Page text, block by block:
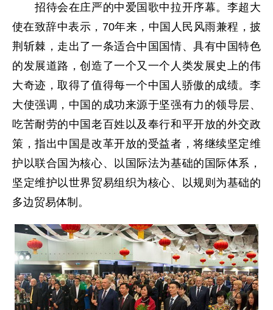
招待会在庄严的中爱国歌中拉开序幕。李超大
使在致辞中表示，70年来，中国人民风雨兼程，披
荆斩棘，走出了一条适合中国国情、具有中国特色
的发展道路，创造了一个又一个人类发展史上的伟
大奇迹，取得了值得每一个中国人骄傲的成绩。李
大使强调，中国的成功来源于坚强有力的领导层、
吃苦耐劳的中国老百姓以及奉行和平开放的外交政
策，指出中国是改革开放的受益者，将继续坚定维
护以联合国为核心、以国际法为基础的国际体系，
坚定维护以世界贸易组织为核心、以规则为基础的
多边贸易体制。